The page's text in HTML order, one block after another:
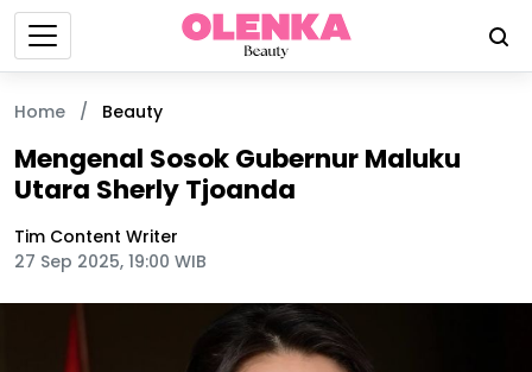
Home / Beauty
Mengenal Sosok Gubernur Maluku
Utara Sherly Tjoanda
Tim Content Writer
27 Sep 2025, 19:00 WIB